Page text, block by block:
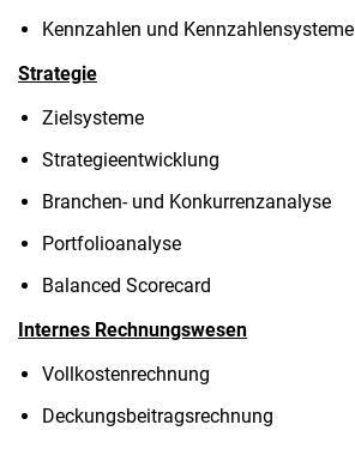
Kennzahlen und Kennzahlensysteme
Strategie
Zielsysteme
Strategieentwicklung
Branchen- und Konkurrenzanalyse
Portfolioanalyse
Balanced Scorecard
Internes Rechnungswesen
Vollkostenrechnung
Deckungsbeitragsrechnung